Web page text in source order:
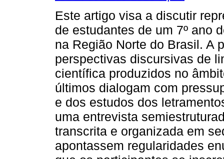
Este artigo visa a discutir
de estudantes de um 7º ano
na Região Norte do Brasil. A
perspectivas discursivas de
científica produzidos no
últimos dialogam com
e dos estudos dos
uma entrevista
transcrita e organizada em
apontassem regularidades